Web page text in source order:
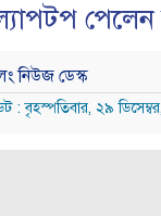
ল্যাপটপ
নিউজ ডেস্ক
: বৃহস্পতিবার, ২৯